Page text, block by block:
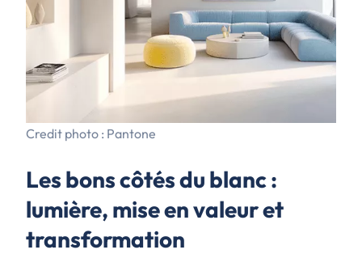
Credit photo : Pantone
Les bons côtés du blanc :
lumière, mise en valeur et
transformation